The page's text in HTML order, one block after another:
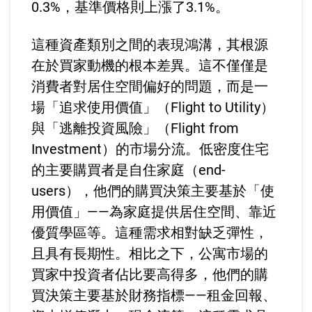
0.3%，基準價格則上漲了3.1%。
這種資產類別之間的表現鴻溝，其根源
在於買家動機的根本差異。這不僅僅是
消費者對居住空間偏好的問題，而是一
場「追求使用價值」（Flight to Utility）
與「逃離投資風險」（Flight from
Investment）的市場分流。低密度住宅
的主要購買者是自住家庭（end-
users），他們的購買決策主要基於「使
用價值」——為家庭提供居住空間、靠近
優質學區等。這種需求相對缺乏彈性，
且具有長期性。相比之下，公寓市場的
買家中投資者佔比要高得多，他們的購
買決策主要基於財務指標——租金回報、